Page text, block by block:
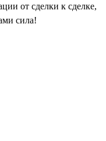
от сделки к сделке,
сила!